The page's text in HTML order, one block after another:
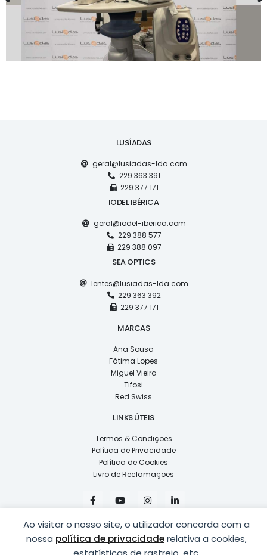
Ao visitar o nosso site, o utilizador concorda com a
nossa política de privacidaderelativa a cookies,
LUSÍADAS
geral@lusiadas-lda.com
229 363 391
229 377 171
IODEL IBÉRICA
geral@iodel-iberica.com
229 388 577
229 388 097
SEA OPTICS
lentes@lusiadas-lda.com
229 363 392
229 377 171
MARCAS
Ana Sousa
Fátima Lopes
Miguel Vieira
Tifosi
Red Swiss
LINKS ÚTEIS
Termos & Condições
Política de Privacidade
Política de Cookies
Livro de Reclamações
F
a
e
b
o
o
Y
o
t
u
b
I
n
t
a
g
i
k
e
d